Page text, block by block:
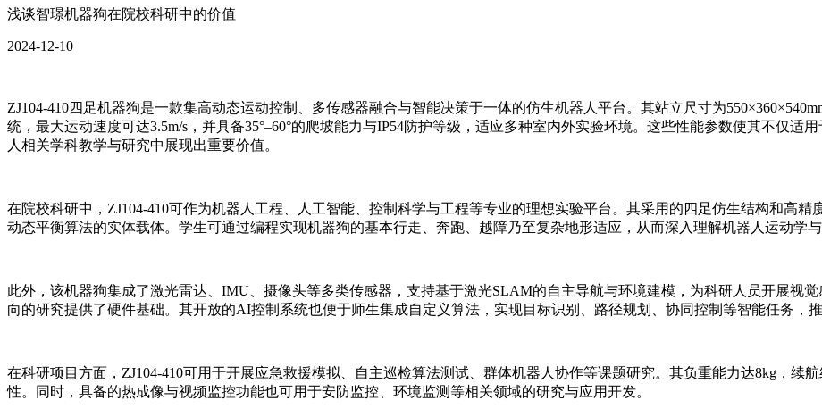
​浅谈智璟机器狗在院校科研中的价值
2024-12-10
ZJ104-410四足机器狗是一款集高动态运动控制、多传感器融合与智能决策于一体的仿生机器人平台。其站立尺寸为
统，最大运动速度可达3.5m/s，并具备35°–60°的爬坡能力与IP54防护等级，适应多种室内外实验环境。这些性能参数使其不仅适
人相关学科教学与研究中展现出重要价值。
在院校科研中，ZJ104-410可作为机器人工程、人工智能、控制科学与工程等专业的理想实验平台。其采用的四足仿生结构和高
动态平衡算法的实体载体。学生可通过编程实现机器狗的基本行走、奔跑、越障乃至复杂地形适应，从而深入理解机器人运动学与
此外，该机器狗集成了激光雷达、IMU、摄像头等多类传感器，支持基于激光SLAM的自主导航与环境建模，为科研人员开展视
向的研究提供了硬件基础。其开放的AI控制系统也便于师生集成自定义算法，实现目标识别、路径规划、协同控制等智能任务，
在科研项目方面，ZJ104-410可用于开展应急救援模拟、自主巡检算法测试、群体机器人协作等课题研究。其负重能力达8kg，续
性。同时，具备的热成像与视频监控功能也可用于安防监控、环境监测等相关领域的研究与应用开发。